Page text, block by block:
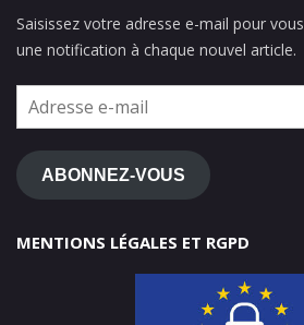
Saisissez votre adresse e-mail pour
une notification à chaque nouvel article.
Adresse
e-
mail
ABONNEZ-VOUS
MENTIONS LÉGALES ET RGPD